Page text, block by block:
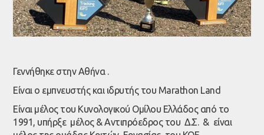
Γεννήθηκε στην Αθήνα .
Είναι ο εμπνευστής και ιδρυτής του Marathon Land
Είναι μέλος του Κυνολογικού Ομίλου Ελλάδος από το
1991, υπήρξε μέλος & Αντιπρόεδρος του Δ.Σ. & είναι